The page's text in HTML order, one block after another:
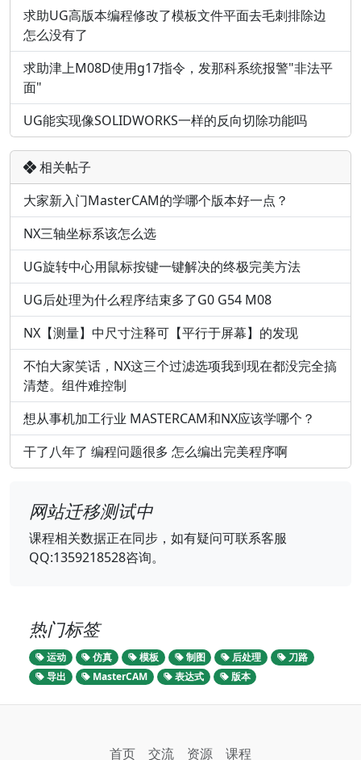
求助UG高版本编程修改了模板文件平面去毛刺排除边
怎么没有了
求助津上M08D使用g17指令，发那科系统报警"非法平
面"
UG能实现像SOLIDWORKS一样的反向切除功能吗
相关帖子
大家新入门MasterCAM的学哪个版本好一点？
NX三轴坐标系该怎么选
UG旋转中心用鼠标按键一键解决的终极完美方法
UG后处理为什么程序结束多了G0 G54 M08
NX【测量】中尺寸注释可【平行于屏幕】的发现
不怕大家笑话，NX这三个过滤选项我到现在都没完全搞
清楚。组件难控制
想从事机加工行业 MASTERCAM和NX应该学哪个？
干了八年了 编程问题很多 怎么编出完美程序啊
网站迁移测试中
课程相关数据正在同步，如有疑问可联系客服
QQ:1359218528咨询。
热门标签
运动 仿真 模板 制图 后处理
刀路
导出
MasterCAM 表达式 版本
首页 交流 资源 课程